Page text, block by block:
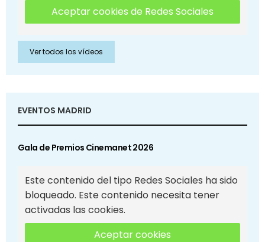
Aceptar cookies de Redes Sociales
Ver todos los vídeos
EVENTOS MADRID
Gala de Premios Cinemanet 2026
Este contenido del tipo Redes Sociales ha sido
bloqueado. Este contenido necesita tener
activadas las cookies.
Aceptar cookies